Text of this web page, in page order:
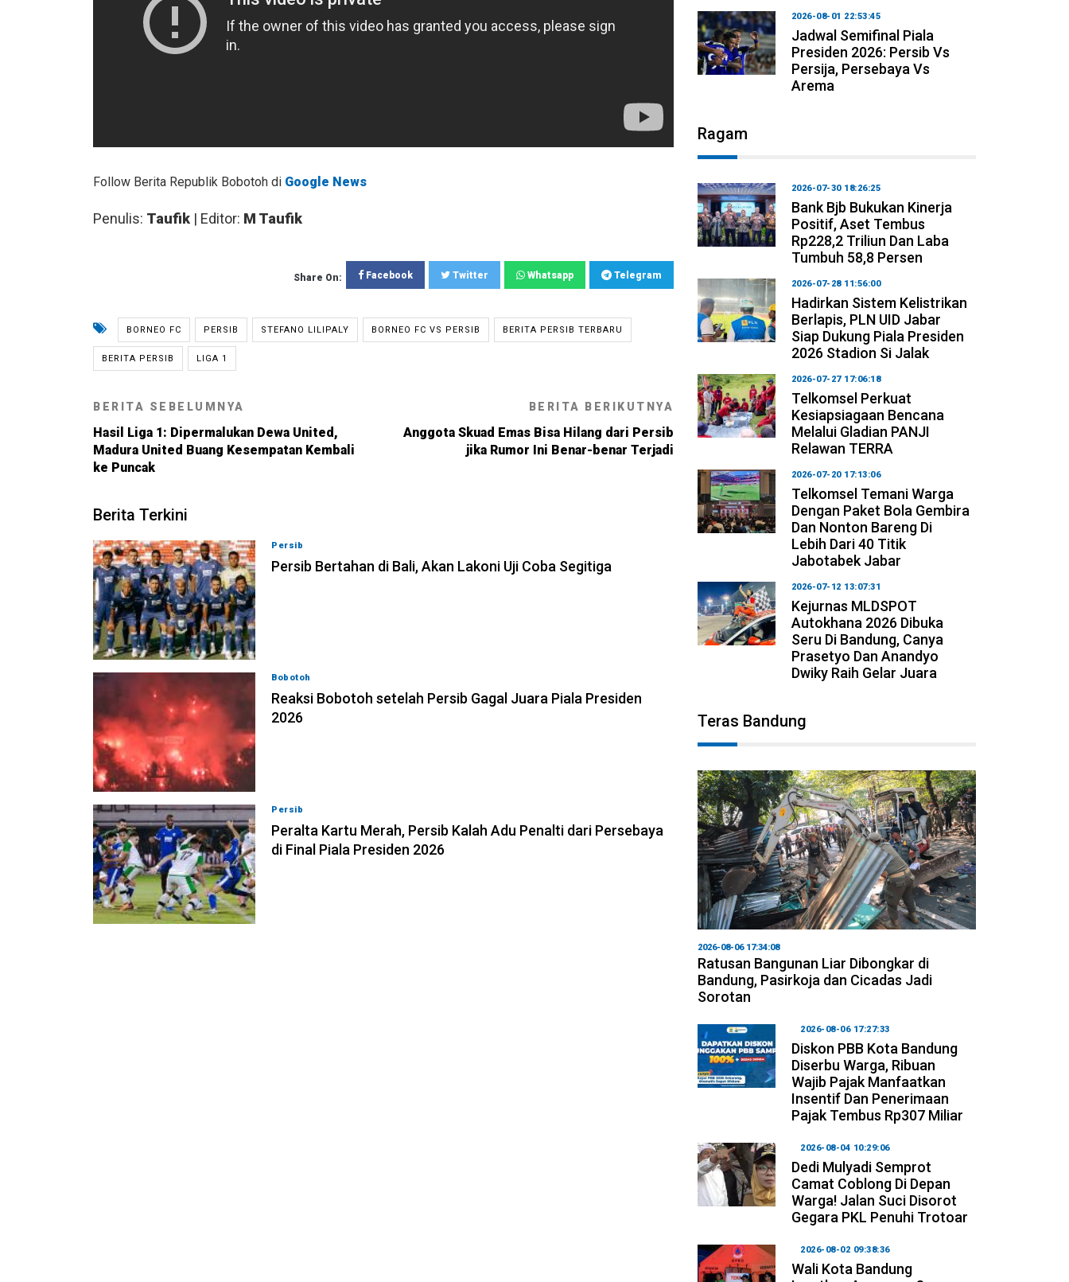
Follow Berita Republik Bobotoh di Google News
Penulis: Taufik | Editor: M Taufik
Share On: Facebook Twitter Whatsapp Telegram
BORNEO FC PERSIB STEFANO LILIPALY BORNEO FC VS PERSIB BERITA PERSIB TERBARU
BERITA PERSIB LIGA 1
BERITA SEBELUMNYA
Hasil Liga 1: Dipermalukan Dewa United,
Madura United Buang Kesempatan Kembali
ke Puncak
BERITA BERIKUTNYA
Anggota Skuad Emas Bisa Hilang dari Persib
jika Rumor Ini Benar-benar Terjadi
Berita Terkini
Persib
Persib Bertahan di Bali, Akan Lakoni Uji Coba Segitiga
Bobotoh
Reaksi Bobotoh setelah Persib Gagal Juara Piala Presiden
2026
Persib
Peralta Kartu Merah, Persib Kalah Adu Penalti dari Persebaya
di Final Piala Presiden 2026
2026-08-01 22:53:45
Jadwal Semifinal Piala
Presiden 2026: Persib Vs
Persija, Persebaya Vs
Arema
Ragam
2026-07-30 18:26:25
Bank Bjb Bukukan Kinerja
Positif, Aset Tembus
Rp228,2 Triliun Dan Laba
Tumbuh 58,8 Persen
2026-07-28 11:56:00
Hadirkan Sistem Kelistrikan
Berlapis, PLN UID Jabar
Siap Dukung Piala Presiden
2026 Stadion Si Jalak
2026-07-27 17:06:18
Telkomsel Perkuat
Kesiapsiagaan Bencana
Melalui Gladian PANJI
Relawan TERRA
2026-07-20 17:13:06
Telkomsel Temani Warga
Dengan Paket Bola Gembira
Dan Nonton Bareng Di
Lebih Dari 40 Titik
Jabotabek Jabar
2026-07-12 13:07:31
Kejurnas MLDSPOT
Autokhana 2026 Dibuka
Seru Di Bandung, Canya
Prasetyo Dan Anandyo
Dwiky Raih Gelar Juara
Teras Bandung
2026-08-06 17:34:08
Ratusan Bangunan Liar Dibongkar di
Bandung, Pasirkoja dan Cicadas Jadi
Sorotan
2026-08-06 17:27:33
Diskon PBB Kota Bandung
Diserbu Warga, Ribuan
Wajib Pajak Manfaatkan
Insentif Dan Penerimaan
Pajak Tembus Rp307 Miliar
2026-08-04 10:29:06
Dedi Mulyadi Semprot
Camat Coblong Di Depan
Warga! Jalan Suci Disorot
Gegara PKL Penuhi Trotoar
2026-08-02 09:38:36
Wali Kota Bandung